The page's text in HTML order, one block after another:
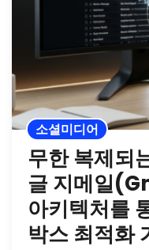
소셜미디어
무한 복제되
글 지메일
아키텍처를
박스 최적화